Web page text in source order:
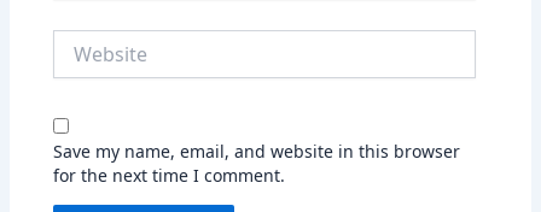
Save my name, email, and website in this browser
for the next time I comment.